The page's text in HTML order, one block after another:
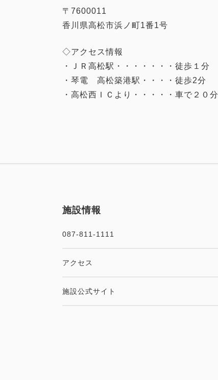
〒7600011
香川県高松市浜ノ町1番1号
◇アクセス情報
・ＪＲ高松駅・・・・・・・徒歩１分
・琴電 高松築港駅・・・・徒歩2分
・高松西ＩＣより・・・・・車で２０分
施設情報
087-811-1111
アクセス
施設公式サイト